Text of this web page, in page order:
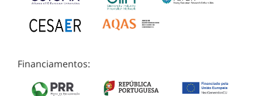
Financiamentos: